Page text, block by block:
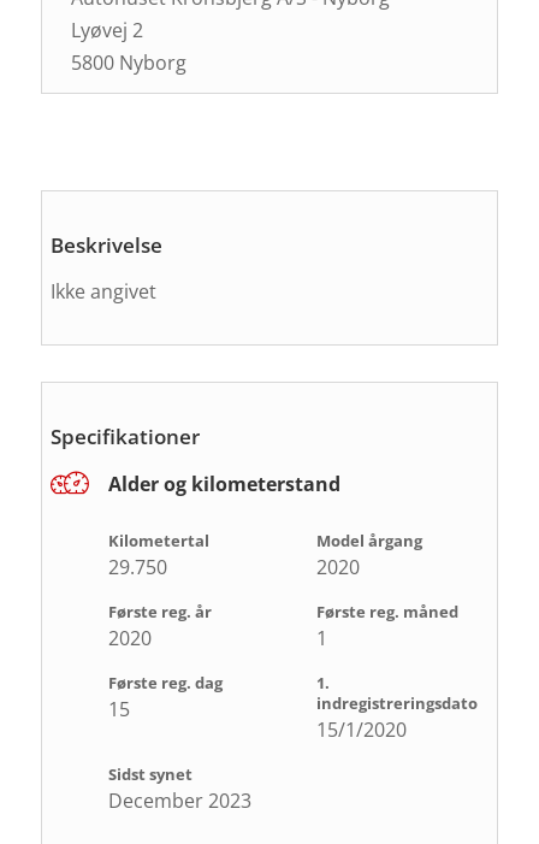
Lyøvej 2
5800 Nyborg
Beskrivelse
Ikke angivet
Specifikationer
Alder og kilometerstand
Kilometertal
29.750
Model årgang
2020
Første reg. år
2020
Første reg. måned
1
Første reg. dag
15
1.
indregistreringsdato
15/1/2020
Sidst synet
December 2023